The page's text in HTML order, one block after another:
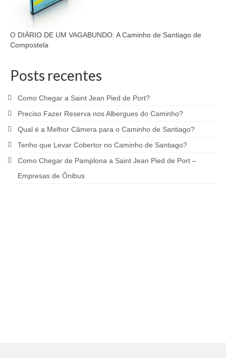
O DIÁRIO DE UM VAGABUNDO: A Caminho de Santiago de
Compostela
Posts recentes
Como Chegar a Saint Jean Pied de Port?
Preciso Fazer Reserva nos Albergues do Caminho?
Qual é a Melhor Câmera para o Caminho de Santiago?
Tenho que Levar Cobertor no Caminho de Santiago?
Como Chegar de Pamplona a Saint Jean Pied de Port –
Empresas de Ônibus